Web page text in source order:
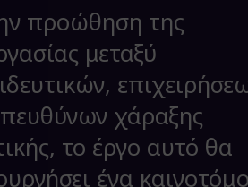
προώθηση της
μεταξύ
χάραξης
το έργο αυτό θα
ένα